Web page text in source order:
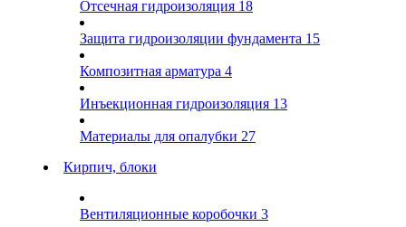
Отсечная гидроизоляция 18
Защита гидроизоляции фундамента 15
Композитная арматура 4
Инъекционная гидроизоляция 13
Материалы для опалубки 27
Кирпич, блоки
Вентиляционные коробочки 3